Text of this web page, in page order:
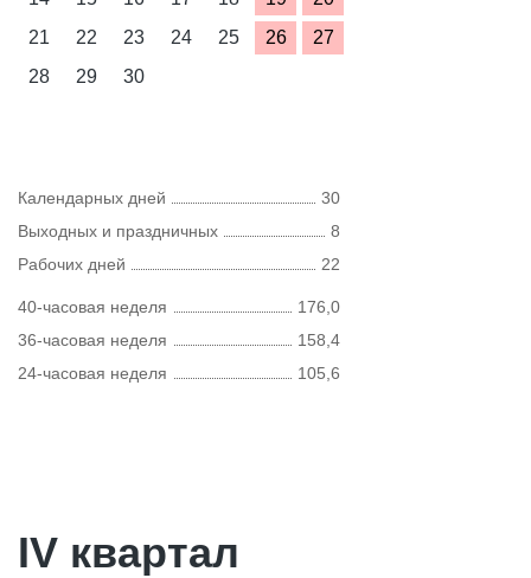
21
22 23 24 25 26
27
28
29 30
Календарных дней
30
Выходных и праздничных
8
Рабочих дней
22
40-часовая неделя
176,0
36-часовая неделя
158,4
24-часовая неделя
105,6
IV квартал